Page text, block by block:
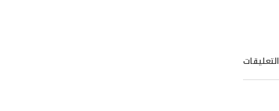
التعليقات